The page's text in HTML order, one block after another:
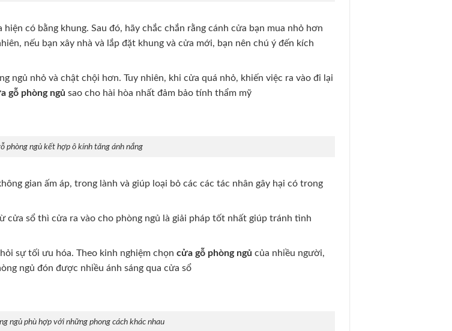
ĐĂNG KÝ NGAY - ƯU ĐÃI TRAO TAY
Giảm giá lên đến25%khi thiết kế lắp đặt trọn gói.
Tặng phụ kiện, giao miễn phí nội thành HCM (trên 4 bộ).
Chúng tôi sẽ gọi lại tư vấn & hỗ trợ nhanh nhất có thể
có bằng khung. Sau đó, hãy chắc chắn rằng cánh cửa bạn mua nhỏ hơn
nếu bạn xây nhà và lắp đặt khung và cửa mới, bạn nên chú ý đến kích
ngủ nhỏ và chật chội hơn. Tuy nhiên, khi cửa quá nhỏ, khiến việc ra vào đi lại
gỗ phòng ngủ sao cho hài hòa nhất đảm bảo tính thẩm mỹ
phòng ngủ kết hợp ô kính tăng ánh nắng
gian ấm áp, trong lành và giúp loại bỏ các các tác nhân gây hại có trong
cửa sổ thì cửa ra vào cho phòng ngủ là giải pháp tốt nhất giúp tránh tình
sự tối ưu hóa. Theo kinh nghiệm chọncửa gỗ phòng ngủ của nhiều người,
ngủ đón được nhiều ánh sáng qua cửa sổ
ngủ phù hợp với những phong cách khác nhau